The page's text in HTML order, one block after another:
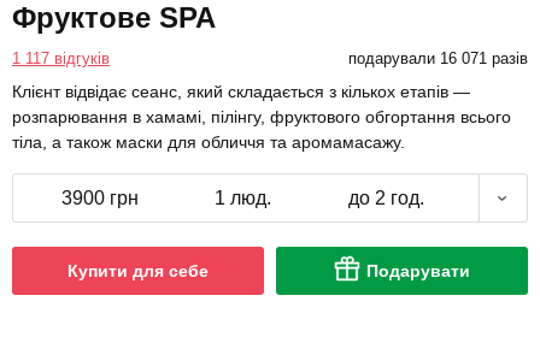
Фруктове SPA
1 117 відгуків подарували 16 071 разів
Клієнт відвідає сеанс, який складається з кількох етапів —
розпарювання в хамамі, пілінгу, фруктового обгортання всього
тіла, а також маски для обличчя та аромамасажу.
3900 грн 1 люд. до 2 год.
Купити для себе Подарувати